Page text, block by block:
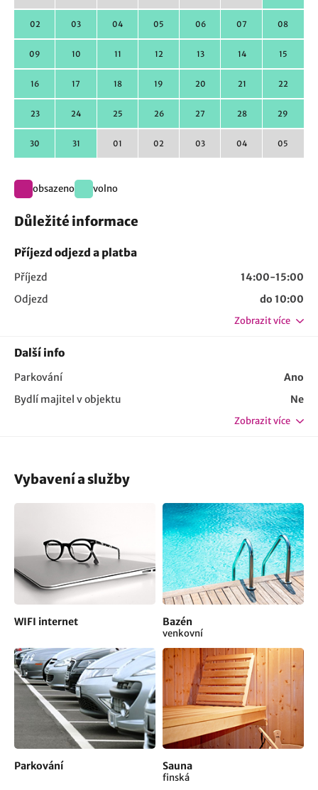
02 03 04 05 06 07 08
09 10 11 12 13 14 15
16 17 18 19 20 21 22
23 24 25 26 27 28 29
30 31 01 02 03 04 05
obsazeno volno
Důležité informace
Příjezd odjezd a platba
Příjezd
14:00-15:00
Odjezd
do 10:00
Zobrazit více
Další info
Parkování
Ano
Bydlí majitel v objektu
Ne
Zobrazit více
Vybavení a služby
WIFI internet Bazén
venkovní
Parkování Sauna
finská